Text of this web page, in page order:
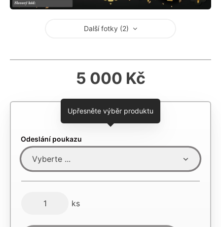
Další fotky (2)
5 000 Kč
Upřesněte výběr produktu
Odeslání poukazu
ks